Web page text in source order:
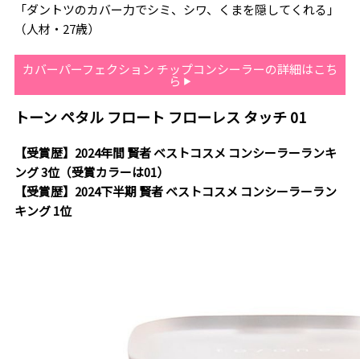
「ダントツのカバー力でシミ、シワ、くまを隠してくれる」
（人材・27歳）
カバーパーフェクション チップコンシーラーの詳細はこち
ら
トーン ペタル フロート フローレス タッチ 01
【受賞歴】2024年間 賢者 ベストコスメ コンシーラーランキ
ング 3位（受賞カラーは01）
【受賞歴】2024下半期 賢者 ベストコスメ コンシーラーラン
キング 1位